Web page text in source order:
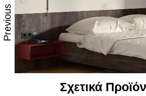
– Δυνατότητα εύκολου καθημερινού
– Επιφάνεια απόλυτα υγιεινή
– Υψηλή αντοχή στον αποχρωματισμό
θάμπωμα
– Υψηλή αντοχή στα χημικά
– Υψηλή αισθητική, υφή και αφή
Previous
Σχετικά